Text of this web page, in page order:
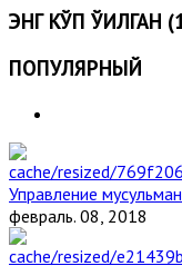
ЭНГ КЎП ЎҚИЛГАН
ПОПУЛЯРНЫЙ
Управление
февраль. 08, 2018